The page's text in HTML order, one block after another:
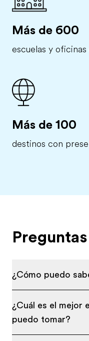
Más de 600
escuelas y oficinas
Más de 100
destinos con
¿Cómo puedo
¿Cuál es el mejor
puedo tomar?